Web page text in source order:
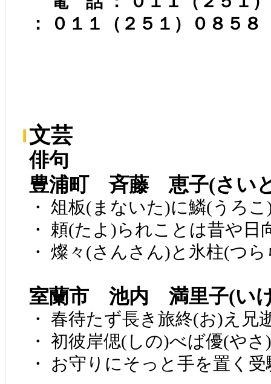
： ０１１（２５１）０８５８
文芸
俳句
豊浦町 斉藤 恵子(さい
・ 俎板(まないた)に鱗(うろ
・ 頼(たよ)られことは昔や日
・ 燦々(さんさん)と氷柱(つ
室蘭市 池内 満里子(い
・ 春待たず長き旅終(お)え兄
・ 初彼岸偲(しの)べば優(や
・ お守りにそっと手を置く受